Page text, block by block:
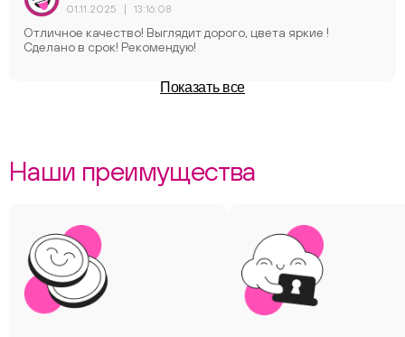
01.11.2025 | 13:16:08
Отличное качество! Выглядит дорого, цвета яркие !
Сделано в срок! Рекомендую!
Показать все
Наши преимущества